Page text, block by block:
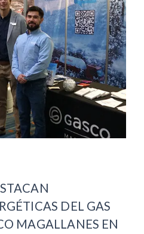
DEL GAS
MAGALLANES EN